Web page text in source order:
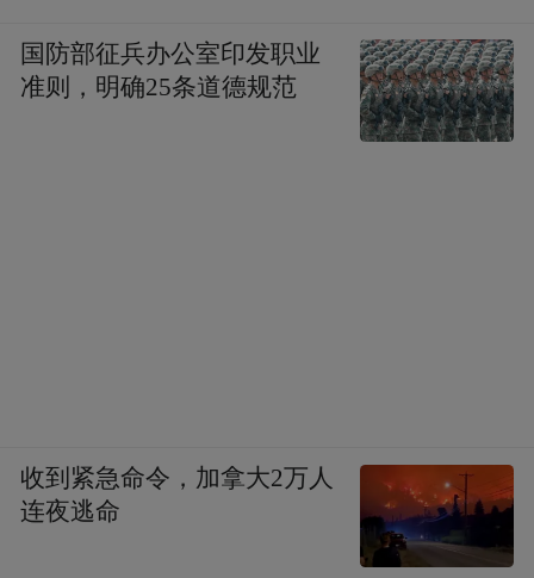
国防部征兵办公室印发职业
准则，明确25条道德规范
收到紧急命令，加拿大2万人
连夜逃命